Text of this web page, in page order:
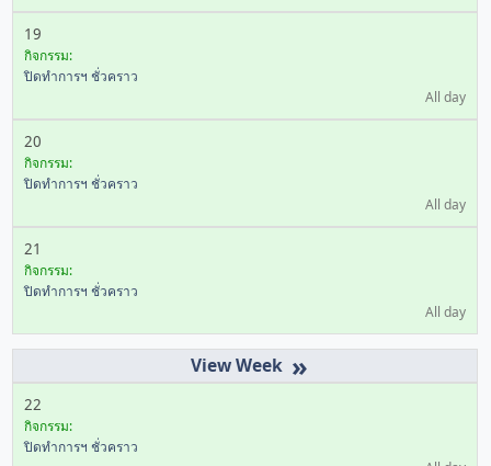
19
กิจกรรม:
ปิดทำการฯ ชั่วคราว
All day
20
กิจกรรม:
ปิดทำการฯ ชั่วคราว
All day
21
กิจกรรม:
ปิดทำการฯ ชั่วคราว
All day
»
22
กิจกรรม:
ปิดทำการฯ ชั่วคราว